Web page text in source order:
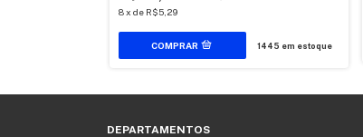
8x de R$5,29
1445 em estoque
DEPARTAMENTOS